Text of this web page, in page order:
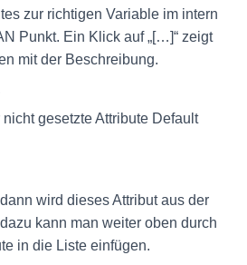
zur richtigen Variable im intern
Punkt. Ein Klick auf „[…]“ zeigt
mit der Beschreibung.
gesetzte Attribute Default
wird dieses Attribut aus der
kann man weiter oben durch
in die Liste einfügen.